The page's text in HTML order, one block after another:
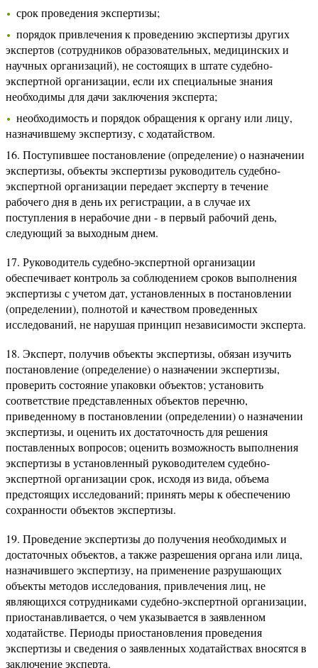
срок проведения экспертизы;
порядок привлечения к проведению экспертизы других
экспертов (сотрудников образовательных, медицинских и
научных организаций), не состоящих в штате судебно-
экспертной организации, если их специальные знания
необходимы для дачи заключения эксперта;
необходимость и порядок обращения к органу или лицу,
назначившему экспертизу, с ходатайством.
16. Поступившее постановление (определение) о назначении
экспертизы, объекты экспертизы руководитель судебно-
экспертной организации передает эксперту в течение
рабочего дня в день их регистрации, а в случае их
поступления в нерабочие дни - в первый рабочий день,
следующий за выходным днем.
17. Руководитель судебно-экспертной организации
обеспечивает контроль за соблюдением сроков выполнения
экспертизы с учетом дат, установленных в постановлении
(определении), полнотой и качеством проведенных
исследований, не нарушая принцип независимости эксперта.
18. Эксперт, получив объекты экспертизы, обязан изучить
постановление (определение) о назначении экспертизы,
проверить состояние упаковки объектов; установить
соответствие представленных объектов перечню,
приведенному в постановлении (определении) о назначении
экспертизы, и оценить их достаточность для решения
поставленных вопросов; оценить возможность выполнения
экспертизы в установленный руководителем судебно-
экспертной организации срок, исходя из вида, объема
предстоящих исследований; принять меры к обеспечению
сохранности объектов экспертизы.
19. Проведение экспертизы до получения необходимых и
достаточных объектов, а также разрешения органа или лица,
назначившего экспертизу, на применение разрушающих
объекты методов исследования, привлечения лиц, не
являющихся сотрудниками судебно-экспертной организации,
приостанавливается, о чем указывается в заявленном
ходатайстве. Периоды приостановления проведения
экспертизы и сведения о заявленных ходатайствах вносятся в
заключение эксперта.